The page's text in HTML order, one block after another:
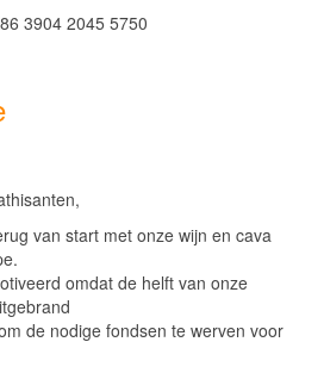
3904 2045 5750
van start met onze wijn en cava
omdat de helft van onze
de nodige fondsen te werven voor